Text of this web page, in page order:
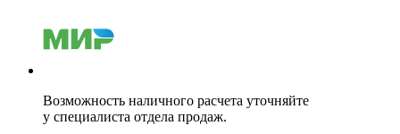
Возможность наличного расчета уточняйте
у специалиста отдела продаж.